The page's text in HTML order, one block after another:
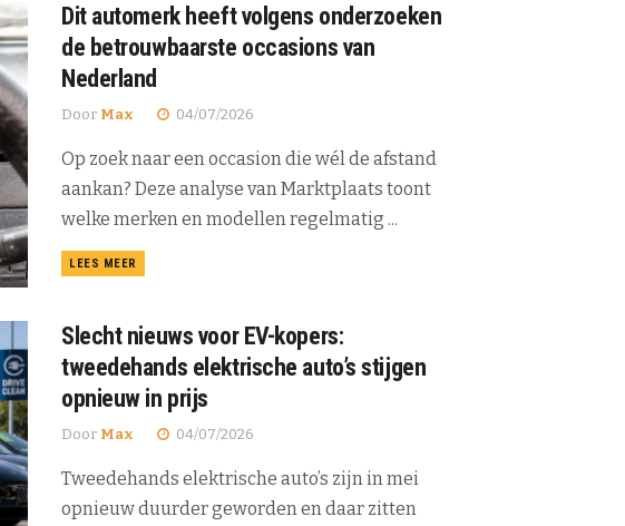
Dit automerk heeft volgens onderzoeken
de betrouwbaarste occasions van
Nederland
Door Max 04/07/2026
Op zoek naar een occasion die wél de afstand
aankan? Deze analyse van Marktplaats toont
welke merken en modellen regelmatig ...
LEES MEER
Slecht nieuws voor EV-kopers:
tweedehands elektrische auto’s stijgen
opnieuw in prijs
Door Max 04/07/2026
Tweedehands elektrische auto’s zijn in mei
opnieuw duurder geworden en daar zitten